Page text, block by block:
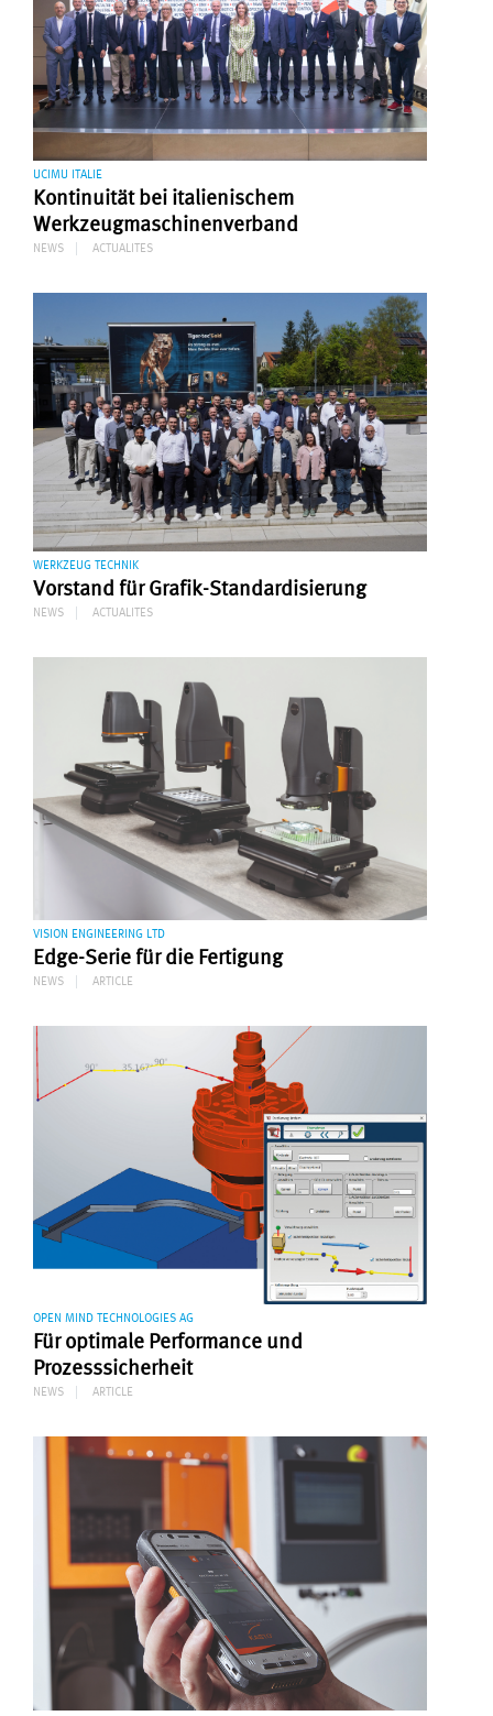
UCIMU ITALIE
Kontinuität bei italienischem
Werkzeugmaschinenverband
NEWS ACTUALITES
WERKZEUG TECHNIK
Vorstand für Grafik-Standardisierung
NEWS ACTUALITES
VISION ENGINEERING LTD
Edge-Serie für die Fertigung
NEWS ARTICLE
OPEN MIND TECHNOLOGIES AG
Für optimale Performance und
Prozesssicherheit
NEWS ARTICLE